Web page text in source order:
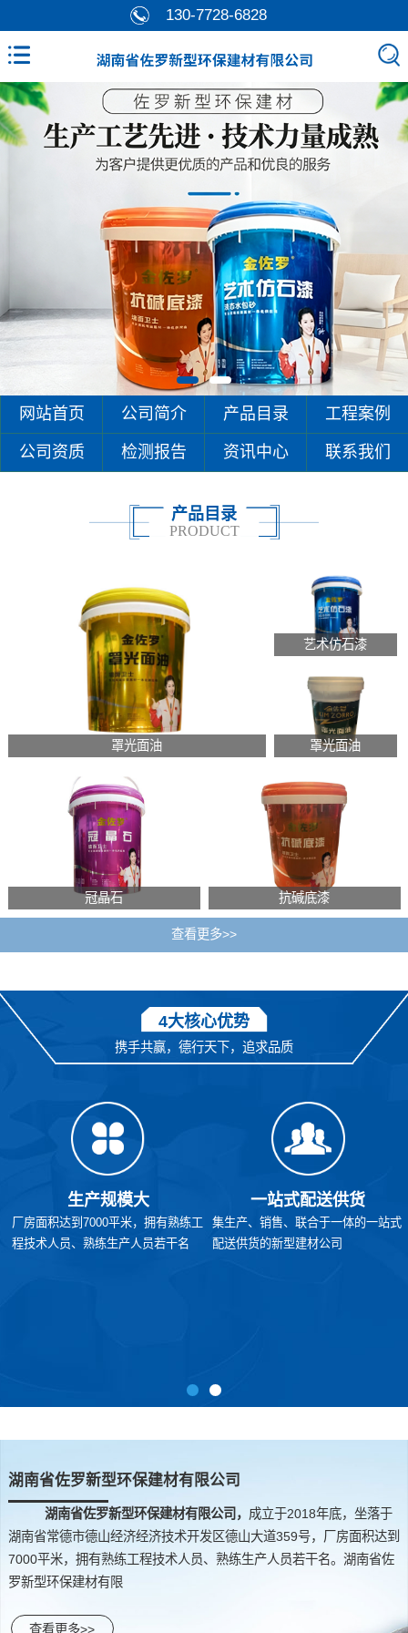
130-7728-6828
网站首页 公司简介 产品目录 工程案例
公司资质 检测报告 资讯中心 联系我们
产品目录
PRODUCT
罩光面油
艺术仿石漆
罩光面油
冠晶石 抗碱底漆
查看更多>>
4大核心优势
携手共赢，德行天下，追求品质
生产规模大
厂房面积达到7000平米，拥有熟练工
程技术人员、熟练生产人员若干名
一站式配送供货
集生产、销售、联合于一体的一站式
配送供货的新型建材公司
湖南省佐罗新型环保建材有限公司
湖南省佐罗新型环保建材有限公司， 成立于2018年底，坐落于
湖南省常德市德山经济经济技术开发区德山大道359号，厂房面积达到
7000平米，拥有熟练工程技术人员、熟练生产人员若干名。湖南省佐
罗新型环保建材有限
查看更多>>